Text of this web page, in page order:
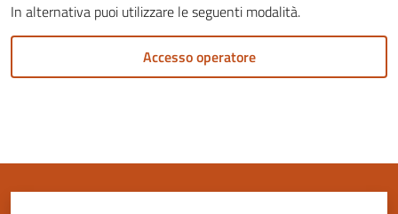
Tutti
argomenti
In alternativa puoi utilizzare le seguenti modalità.
Accesso operatore